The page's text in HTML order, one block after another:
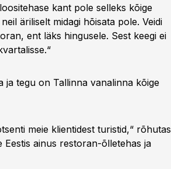
kant pole selleks kõige
äriliselt midagi hõisata pole. Veidi
ent läks hingusele. Sest keegi ei
tegu on Tallinna vanalinna kõige
meie klientidest turistid,“ rõhutas
ainus restoran-õlletehas ja